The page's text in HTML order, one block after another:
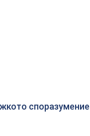
споразумение